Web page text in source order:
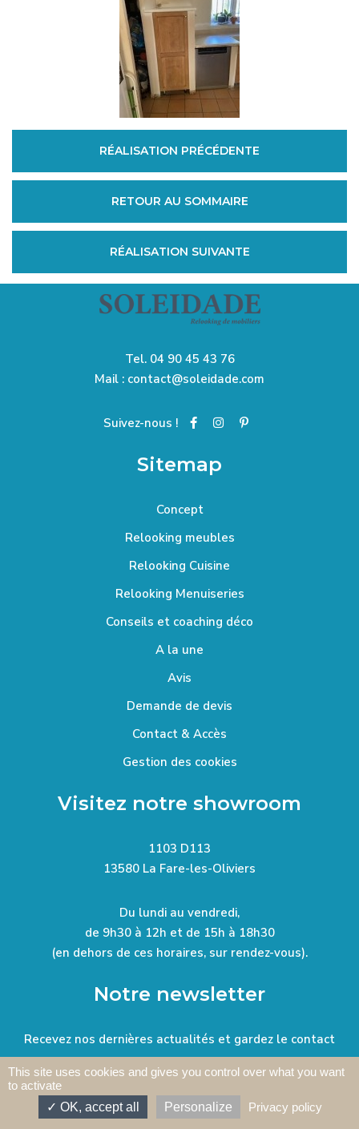
RÉALISATION PRÉCÉDENTE
RETOUR AU SOMMAIRE
RÉALISATION SUIVANTE
Tel. 04 90 45 43 76
Mail : contact@soleidade.com
Suivez-nous !
Sitemap
Concept
Relooking meubles
Relooking Cuisine
Relooking Menuiseries
Conseils et coaching déco
A la une
Avis
Demande de devis
Contact & Accès
Gestion des cookies
Visitez notre showroom
1103 D113
13580 La Fare-les-Oliviers
Du lundi au vendredi,
de 9h30 à 12h et de 15h à 18h30
(en dehors de ces horaires, sur rendez-vous).
Notre newsletter
Recevez nos dernières actualités et gardez le contact
This site uses cookies and gives you control over what you want
to activate
OK, accept all
Personalize Privacy policy